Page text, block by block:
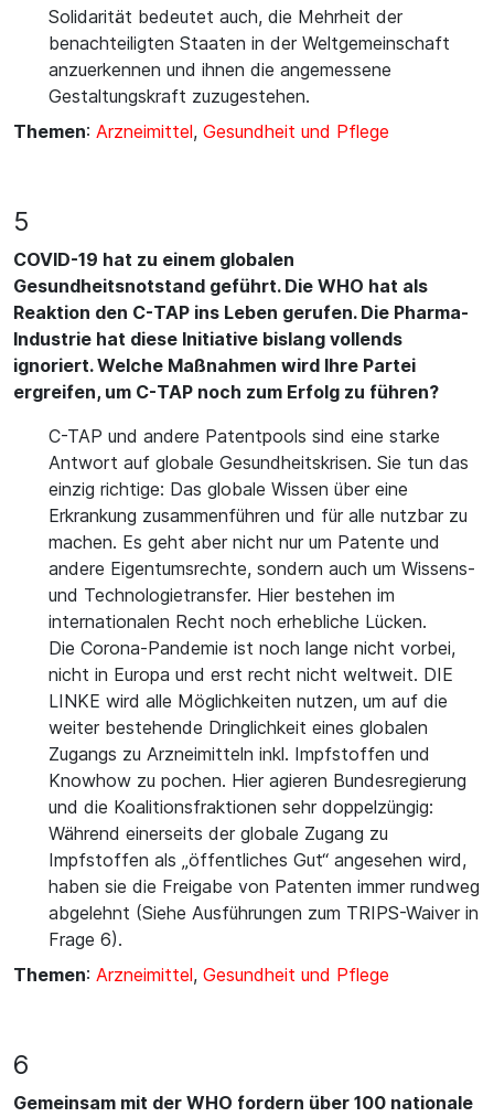
Solidarität bedeutet auch, die Mehrheit der
benachteiligten Staaten in der Weltgemeinschaft
anzuerkennen und ihnen die angemessene
Gestaltungskraft zuzugestehen.
Themen: Arzneimittel, Gesundheit und Pflege
5
COVID-19 hat zu einem globalen
Gesundheitsnotstand geführt. Die WHO hat als
Reaktion den C-TAP ins Leben gerufen. Die Pharma-
Industrie hat diese Initiative bislang vollends
ignoriert. Welche Maßnahmen wird Ihre Partei
ergreifen, um C-TAP noch zum Erfolg zu führen?
C-TAP und andere Patentpools sind eine starke
Antwort auf globale Gesundheitskrisen. Sie tun das
einzig richtige: Das globale Wissen über eine
Erkrankung zusammenführen und für alle nutzbar zu
machen. Es geht aber nicht nur um Patente und
andere Eigentumsrechte, sondern auch um Wissens-
und Technologietransfer. Hier bestehen im
internationalen Recht noch erhebliche Lücken.
Die Corona-Pandemie ist noch lange nicht vorbei,
nicht in Europa und erst recht nicht weltweit. DIE
LINKE wird alle Möglichkeiten nutzen, um auf die
weiter bestehende Dringlichkeit eines globalen
Zugangs zu Arzneimitteln inkl. Impfstoffen und
Knowhow zu pochen. Hier agieren Bundesregierung
und die Koalitionsfraktionen sehr doppelzüngig:
Während einerseits der globale Zugang zu
Impfstoffen als „öffentliches Gut“ angesehen wird,
haben sie die Freigabe von Patenten immer rundweg
abgelehnt (Siehe Ausführungen zum TRIPS-Waiver in
Frage 6).
Themen: Arzneimittel, Gesundheit und Pflege
6
Gemeinsam mit der WHO fordern über 100 nationale